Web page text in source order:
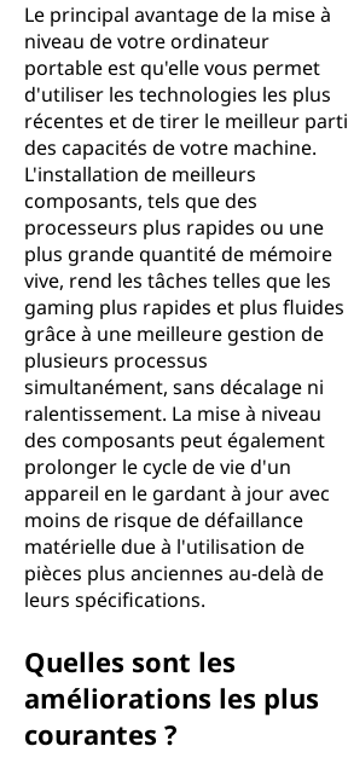
Le principal avantage de la mise à
niveau de votre ordinateur
portable est qu'elle vous permet
d'utiliser les technologies les plus
récentes et de tirer le meilleur parti
des capacités de votre machine.
L'installation de meilleurs
composants, tels que des
processeurs plus rapides ou une
plus grande quantité de mémoire
vive, rend les tâches telles que les
gaming plus rapides et plus fluides
grâce à une meilleure gestion de
plusieurs processus
simultanément, sans décalage ni
ralentissement. La mise à niveau
des composants peut également
prolonger le cycle de vie d'un
appareil en le gardant à jour avec
moins de risque de défaillance
matérielle due à l'utilisation de
pièces plus anciennes au-delà de
leurs spécifications.
Quelles sont les
améliorations les plus
courantes ?